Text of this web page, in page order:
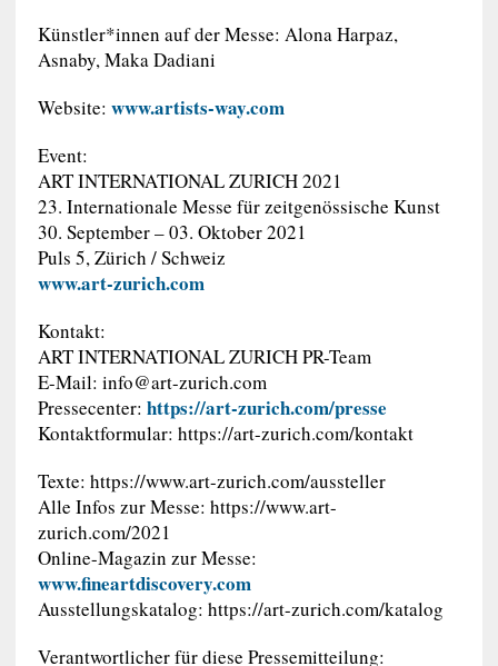
Künstler*innen auf der Messe: Alona Harpaz,
Asnaby, Maka Dadiani
Website: www.artists-way.com
Event:
ART INTERNATIONAL ZURICH 2021
23. Internationale Messe für zeitgenössische Kunst
30. September – 03. Oktober 2021
Puls 5, Zürich / Schweiz
www.art-zurich.com
Kontakt:
ART INTERNATIONAL ZURICH PR-Team
E-Mail: info@art-zurich.com
Pressecenter: https://art-zurich.com/presse
Kontaktformular: https://art-zurich.com/kontakt
Texte: https://www.art-zurich.com/aussteller
Alle Infos zur Messe: https://www.art-
zurich.com/2021
Online-Magazin zur Messe:
www.fineartdiscovery.com
Ausstellungskatalog: https://art-zurich.com/katalog
Verantwortlicher für diese Pressemitteilung: